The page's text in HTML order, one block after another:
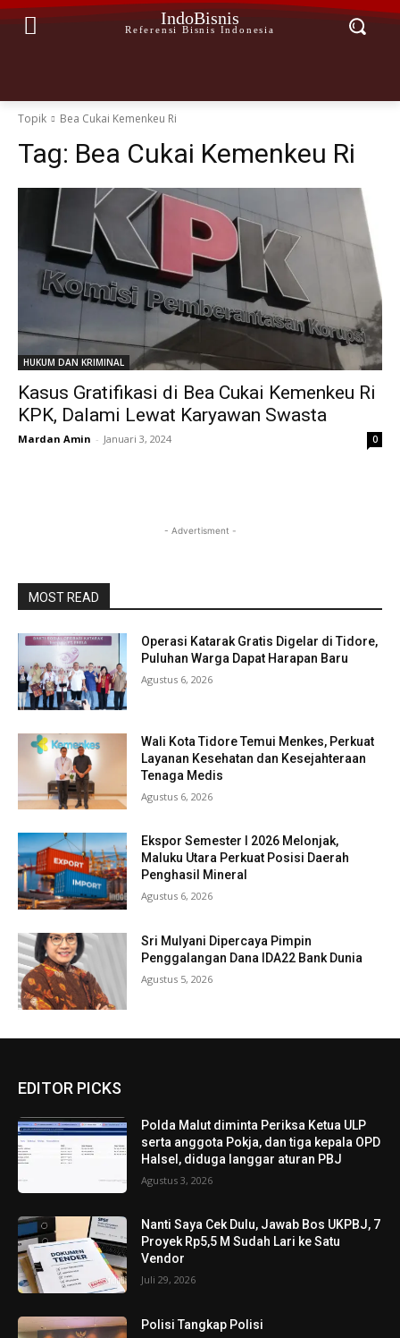
IndoBisnis
Referensi Bisnis Indonesia
Topik Bea Cukai Kemenkeu Ri
Tag: Bea Cukai Kemenkeu Ri
HUKUM DAN KRIMINAL
Kasus Gratifikasi di Bea Cukai Kemenkeu Ri
KPK, Dalami Lewat Karyawan Swasta
Mardan Amin - Januari 3, 2024 0
- Advertisment -
MOST READ
Operasi Katarak Gratis Digelar di Tidore,
Puluhan Warga Dapat Harapan Baru
Agustus 6, 2026
Wali Kota Tidore Temui Menkes, Perkuat
Layanan Kesehatan dan Kesejahteraan
Tenaga Medis
Agustus 6, 2026
Ekspor Semester I 2026 Melonjak,
Maluku Utara Perkuat Posisi Daerah
Penghasil Mineral
Agustus 6, 2026
Sri Mulyani Dipercaya Pimpin
Penggalangan Dana IDA22 Bank Dunia
Agustus 5, 2026
EDITOR PICKS
Polda Malut diminta Periksa Ketua ULP
serta anggota Pokja, dan tiga kepala OPD
Halsel, diduga langgar aturan PBJ
Agustus 3, 2026
Nanti Saya Cek Dulu, Jawab Bos UKPBJ, 7
Proyek Rp5,5 M Sudah Lari ke Satu
Vendor
Juli 29, 2026
Polisi Tangkap Polisi